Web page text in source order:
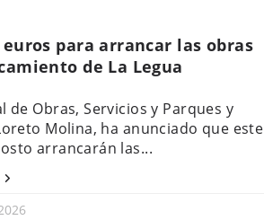
para arrancar las obras
de La Legua
de Obras, Servicios y Parques y
Molina, ha anunciado que este
arrancarán las...